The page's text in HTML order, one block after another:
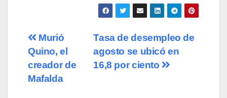
Navegación
de
entradas
Tasa de desempleo de
agosto se ubicó en
16,8 por ciento
Murió
Quino, el
creador de
Mafalda